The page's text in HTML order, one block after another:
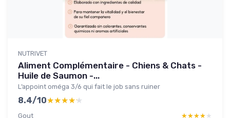
NUTRIVET
Aliment Complémentaire - Chiens & Chats -
Huile de Saumon -...
L’appoint oméga 3/6 qui fait le job sans ruiner
8.4/10★★★★★
★★★★★
Gout ★★★★★
★★★★★